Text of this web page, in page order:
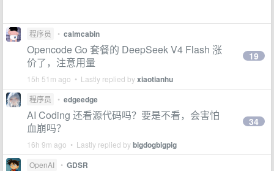
程序员 • calmcabin
Opencode Go 套餐的 DeepSeek V4 Flash 涨
价了，注意用量
15h 51m ago • Lastly replied byxiaotianhu
19
程序员 • edgeedge
AI Coding 还看源代码吗？要是不看，会害怕
血崩吗？
16h 9m ago • Lastly replied bybigdogbigpig
34
OpenAI • GDSR